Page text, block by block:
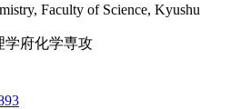
Faculty of Science, Kyushu
学府化学専攻